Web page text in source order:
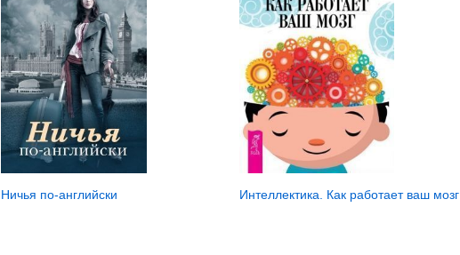
Ничья по-английски Интеллектика. Как работает ваш мозг